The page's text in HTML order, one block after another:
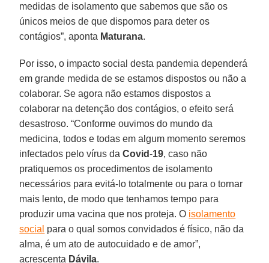
medidas de isolamento que sabemos que são os
únicos meios de que dispomos para deter os
contágios”, aponta Maturana.
Por isso, o impacto social desta pandemia dependerá
em grande medida de se estamos dispostos ou não a
colaborar. Se agora não estamos dispostos a
colaborar na detenção dos contágios, o efeito será
desastroso. “Conforme ouvimos do mundo da
medicina, todos e todas em algum momento seremos
infectados pelo vírus daCovid-19, caso não
pratiquemos os procedimentos de isolamento
necessários para evitá-lo totalmente ou para o tornar
mais lento, de modo que tenhamos tempo para
produzir uma vacina que nos proteja. O isolamento
social para o qual somos convidados é físico, não da
alma, é um ato de autocuidado e de amor”,
acrescenta Dávila.